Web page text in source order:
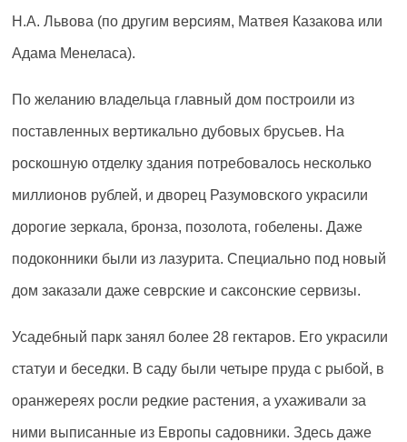
Н.А. Львова (по другим версиям, Матвея Казакова или
Адама Менеласа).
По желанию владельца главный дом построили из
поставленных вертикально дубовых брусьев. На
роскошную отделку здания потребовалось несколько
миллионов рублей, и дворец Разумовского украсили
дорогие зеркала, бронза, позолота, гобелены. Даже
подоконники были из лазурита. Специально под новый
дом заказали даже севрские и саксонские сервизы.
Усадебный парк занял более 28 гектаров. Его украсили
статуи и беседки. В саду были четыре пруда с рыбой, в
оранжереях росли редкие растения, а ухаживали за
ними выписанные из Европы садовники. Здесь даже